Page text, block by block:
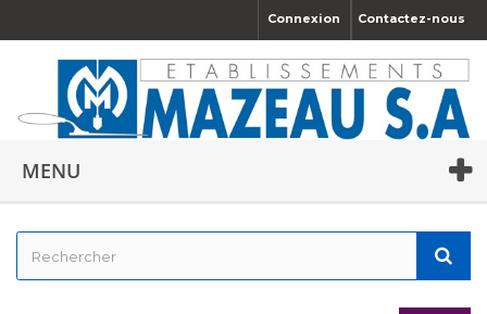
Contactez-nous
Connexion
MENU